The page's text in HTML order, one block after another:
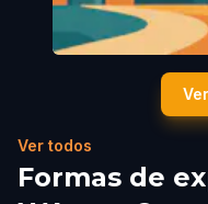
Paint of Welcome
Ver todos
Formas de